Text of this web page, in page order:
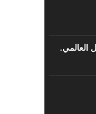
العالمي.